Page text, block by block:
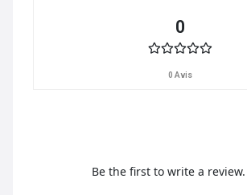
0
0 Avis
Be the first to write a review.